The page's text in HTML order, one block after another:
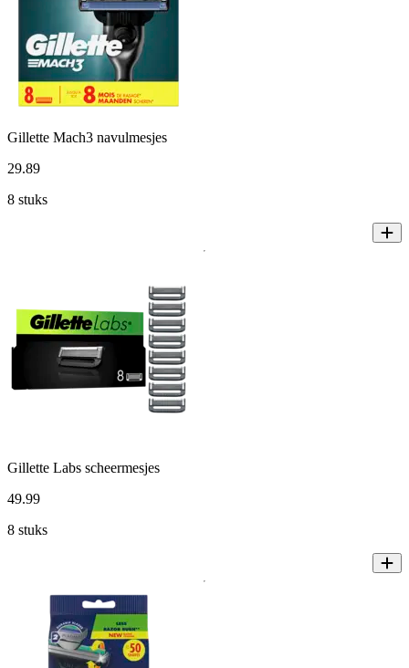
Gillette Mach3 navulmesjes
29.89
8 stuks
Gillette Labs scheermesjes
49.99
8 stuks